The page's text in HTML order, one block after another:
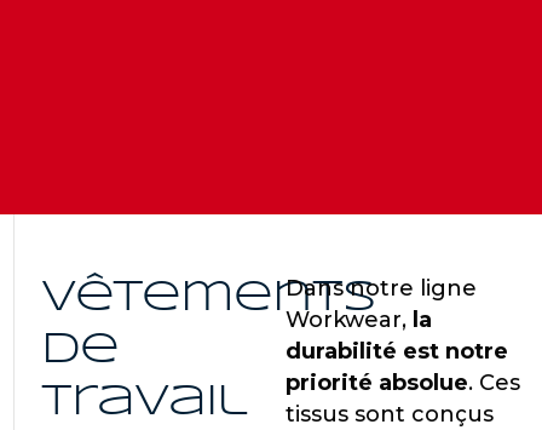
Vêtements
de
travail
Dans notre ligne
Workwear, la
durabilité est notre
priorité absolue. Ces
tissus sont conçus